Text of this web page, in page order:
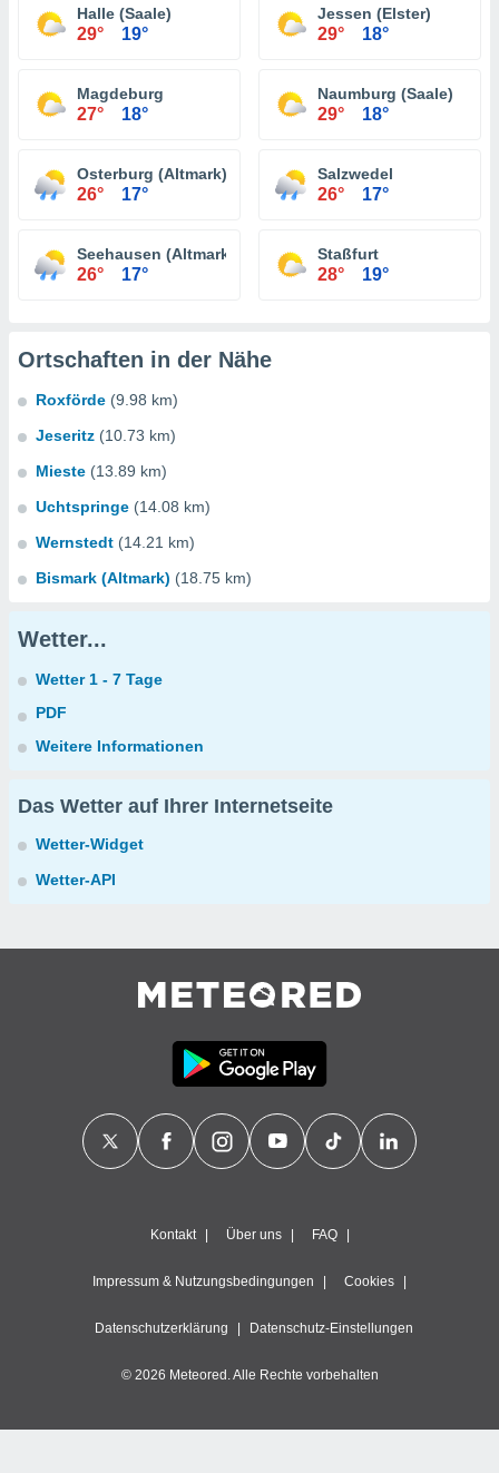
Halle (Saale)
29° 19°
Jessen (Elster)
29° 18°
Magdeburg
27° 18°
Naumburg (Saale)
29° 18°
Osterburg (Altmark)
26° 17°
Salzwedel
26° 17°
Seehausen (Altmark)
26° 17°
Staßfurt
28° 19°
Ortschaften in der Nähe
Roxförde (9.98 km)
Jeseritz (10.73 km)
Mieste (13.89 km)
Uchtspringe (14.08 km)
Wernstedt (14.21 km)
Bismark (Altmark) (18.75 km)
Wetter...
Wetter 1 - 7 Tage
PDF
Weitere Informationen
Das Wetter auf Ihrer Internetseite
Wetter-Widget
Wetter-API
Kontakt Über uns FAQ
Impressum & Nutzungsbedingungen Cookies
Datenschutzerklärung Datenschutz-Einstellungen
© 2026 Meteored. Alle Rechte vorbehalten